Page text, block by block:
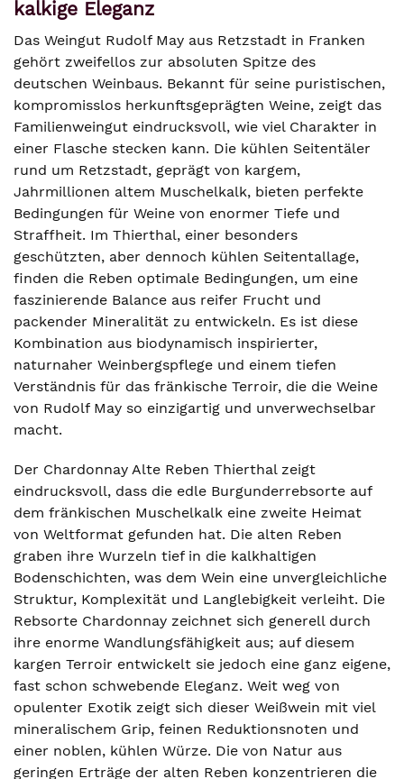
kalkige Eleganz
Das Weingut Rudolf May aus Retzstadt in Franken
gehört zweifellos zur absoluten Spitze des
deutschen Weinbaus. Bekannt für seine puristischen,
kompromisslos herkunftsgeprägten Weine, zeigt das
Familienweingut eindrucksvoll, wie viel Charakter in
einer Flasche stecken kann. Die kühlen Seitentäler
rund um Retzstadt, geprägt von kargem,
Jahrmillionen altem Muschelkalk, bieten perfekte
Bedingungen für Weine von enormer Tiefe und
Straffheit. Im Thierthal, einer besonders
geschützten, aber dennoch kühlen Seitentallage,
finden die Reben optimale Bedingungen, um eine
faszinierende Balance aus reifer Frucht und
packender Mineralität zu entwickeln. Es ist diese
Kombination aus biodynamisch inspirierter,
naturnaher Weinbergspflege und einem tiefen
Verständnis für das fränkische Terroir, die die Weine
von Rudolf May so einzigartig und unverwechselbar
macht.
Der Chardonnay Alte Reben Thierthal zeigt
eindrucksvoll, dass die edle Burgunderrebsorte auf
dem fränkischen Muschelkalk eine zweite Heimat
von Weltformat gefunden hat. Die alten Reben
graben ihre Wurzeln tief in die kalkhaltigen
Bodenschichten, was dem Wein eine unvergleichliche
Struktur, Komplexität und Langlebigkeit verleiht. Die
Rebsorte Chardonnay zeichnet sich generell durch
ihre enorme Wandlungsfähigkeit aus; auf diesem
kargen Terroir entwickelt sie jedoch eine ganz eigene,
fast schon schwebende Eleganz. Weit weg von
opulenter Exotik zeigt sich dieser Weißwein mit viel
mineralischem Grip, feinen Reduktionsnoten und
einer noblen, kühlen Würze. Die von Natur aus
geringen Erträge der alten Reben konzentrieren die